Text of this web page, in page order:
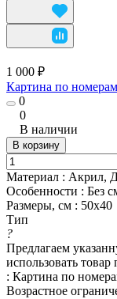
1 000 ₽
Картина по
0
0
В наличии
В корзину
Материал : Акрил,
Особенности : Без
Размеры, см : 50х40
Тип
?
Предлагаем
использовать
: Картина по
Возрастное